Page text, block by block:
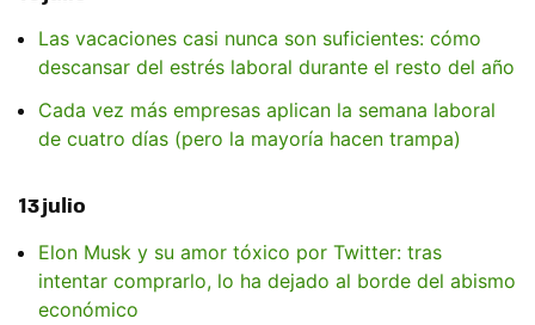
Las vacaciones casi nunca son suficientes: cómo
descansar del estrés laboral durante el resto del año
Cada vez más empresas aplican la semana laboral
de cuatro días (pero la mayoría hacen trampa)
13 julio
Elon Musk y su amor tóxico por Twitter: tras
intentar comprarlo, lo ha dejado al borde del abismo
económico